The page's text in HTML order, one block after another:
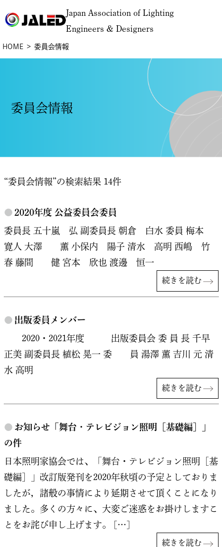
Japan Association of Lighting
Engineers & Designers
HOME 委員会情報
委員会情報
“委員会情報”の検索結果 14件
● 2020年度 公益委員会委員
委員長 五十嵐 弘 副委員長 朝倉 白水 委員 梅本
寛人 大澤 薫 小保内 陽子 清水 高明 西嶋 竹
春 藤間 健 宮本 欣也 渡邊 恒一
続きを読む
● 出版委員メンバー
2020・2021年度 出版委員会 委 員 長 千早
正美 副委員長 植松 晃一 委 員 湯澤 薫 吉川 元 清
水 高明
続きを読む
● お知らせ「舞台・テレビジョン照明［基礎編］」
の件
日本照明家協会では、「舞台・テレビジョン照明［基
礎編］」改訂版発刊を2020年秋頃の予定としておりま
したが，諸般の事情により延期させて頂くことになり
ました。多くの方々に、大変ご迷惑をお掛けしますこ
とをお詫び申し上げます。 […]
続きを読む